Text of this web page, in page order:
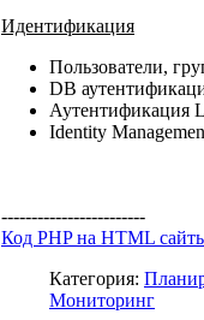
Идентификация
Пользователи,
DB
Аутентификация
Identity
------------------------
Код PHP на HTML
Категория:
Мониторинг